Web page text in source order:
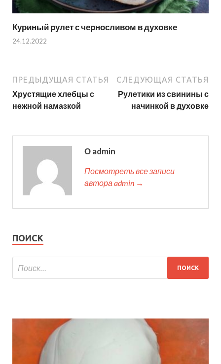
Куриный рулет с черносливом в духовке
24.12.2022
ПРЕДЫДУЩАЯ СТАТЬЯ
Хрустящие хлебцы с
нежной намазкой
СЛЕДУЮЩАЯ СТАТЬЯ
Рулетики из свинины с
начинкой в духовке
О admin
Посмотреть все записи
автора admin →
ПОИСК